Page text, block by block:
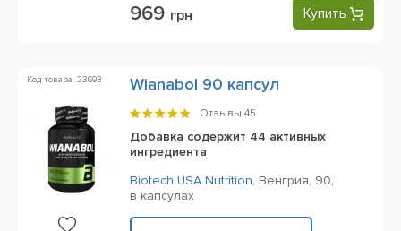
969 грн Купить
Код товара: 23693 Wianabol 90 капсул
Отзывы 45
Добавка содержит 44 активных
ингредиента
Biotech USA Nutrition, Венгрия, 90,
в капсулах